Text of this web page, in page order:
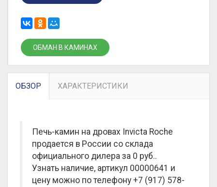
ОБМАН В КАМИНАХ
ОБЗОР ХАРАКТЕРИСТИКИ
Печь-камин на дровах Invicta Roche
продается в России со склада
официального дилера за 0 руб..
Узнать наличие, артикул 00000641 и
цену можно по телефону +7 (917) 578-